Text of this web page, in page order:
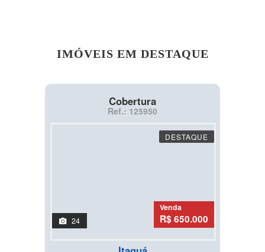
IMÓVEIS EM DESTAQUE
Cobertura
Ref.: 125950
DESTAQUE
24
Venda
R$ 650.000